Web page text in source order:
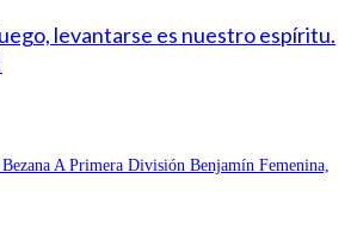
levantarse es nuestro espíritu.
A Primera División Benjamín Femenina,